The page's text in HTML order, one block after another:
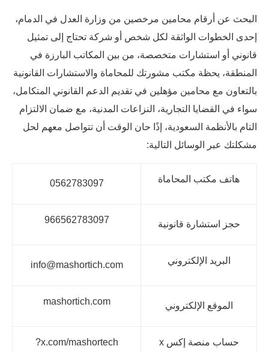
البحث عن أرقام محامين مرخصين من وزارة العدل في الدمام،
إحدى الخطوات الواثقة لكل شخص أو شركة تحتاج إلى تمثيل
قانوني أو استشارات متخصصة، من بين المكاتب البارزة في
المنطقة، يحظة مكتب مشورتك للمحاماة والاستشارات القانونية
بالتعاون مع محامين مؤهلين في تقديم الدعم القانوني المتكامل،
سواء في القضايا التجارية، النزاعات المدنية، مع ضمان الالتزام
التام بالأنظمة السعودية، إذًا حان الوقت أن تتواصل معهم لحل
مشكلتك عبر الوسائل التالية:
هاتف مكتب المحاماة 0562783097
حجز استشارة قانونية 966562783097
البريد الإلكتروني info@mashortich.com
الموقع الإلكتروني mashortich.com
حساب منصة إكس x x.com/mashortech?